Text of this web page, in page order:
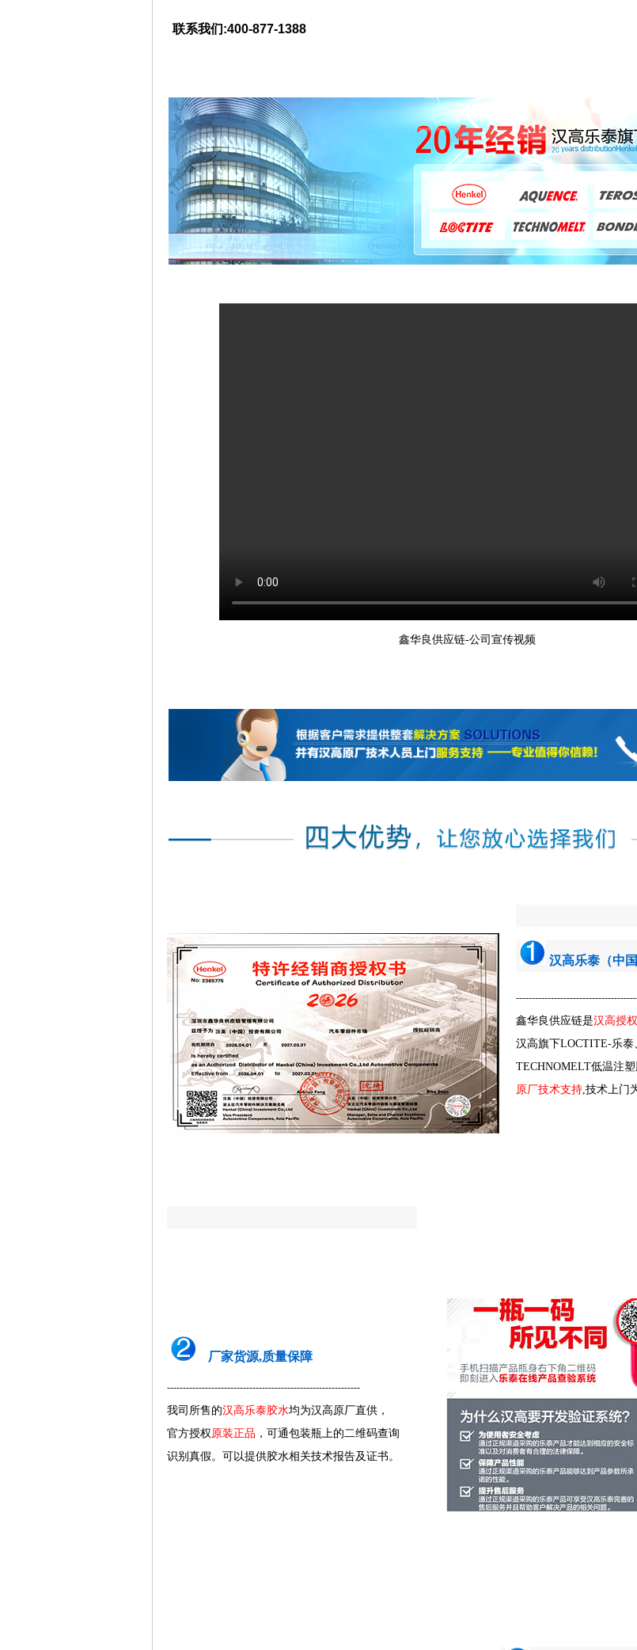
联系我们:400-877-1388
鑫华良供应链-公司宣传视频
汉高乐泰（中
鑫华良供应链是汉高授权
汉高旗下LOCTITE-乐泰
TECHNOMELT低温注塑
原厂技术支持,技术上门
厂家货源,质量保障
-------------------------------------------------------------
我司所售的汉高乐泰胶水均为汉高原厂直供，
官方授权原装正品 ，可通包装瓶上的二维码查询
识别真假。可以提供胶水相关技术报告及证书。